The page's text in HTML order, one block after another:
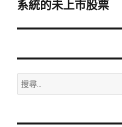
一
文
系統的未上市股票
搜
尋
鍵